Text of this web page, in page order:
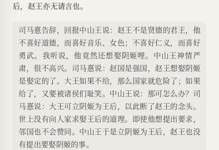
后，赵王亦无请言也。
司马憙告辞，回报中山王说：赵王不是贤德的君王，他
不喜好道德，而喜好音乐、女色；不喜好仁义，而喜好
勇武。我听说，他竟然还想娶阴姬哩。中山王神情严
肃，很不高兴。司马憙说：赵国是强国，赵王想娶阴姬
是娶定的了。大王如果不给，那么国家就危险了；如果
给了，又要被诸侯们耻笑。中山王说：那可怎么办？司
马憙说：大王可立阴姬为王后，以此断了赵王的念头。
世上没有向人家求娶王后的道理。即使他想提出要求，
邻国也不会赞同。中山王于是立阴姬为王后，赵王也没
有提出要娶阴姬的事。